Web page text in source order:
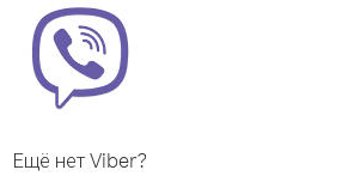
Ещё нет Viber?